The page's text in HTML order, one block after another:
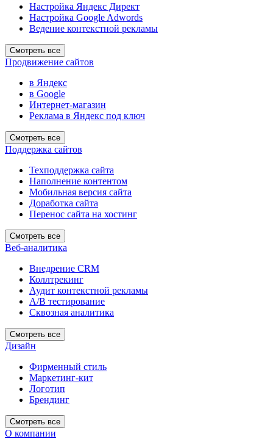
Настройка Яндекс Директ
Настройка Google Adwords
Ведение контекстной рекламы
Смотреть все
Продвижение сайтов
в Яндекс
в Google
Интернет-магазин
Реклама в Яндекс под ключ
Смотреть все
Поддержка сайтов
Техподдержка сайта
Наполнение контентом
Мобильная версия сайта
Доработка сайта
Перенос сайта на хостинг
Смотреть все
Веб-аналитика
Внедрение CRM
Коллтрекинг
Аудит контекстной рекламы
А/В тестирование
Сквозная аналитика
Смотреть все
Дизайн
Фирменный стиль
Маркетинг-кит
Логотип
Брендинг
Смотреть все
О компании